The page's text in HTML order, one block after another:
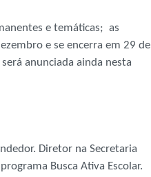
e temáticas; as
e se encerra em 29 de
anunciada ainda nesta
Diretor na Secretaria
Busca Ativa Escolar.